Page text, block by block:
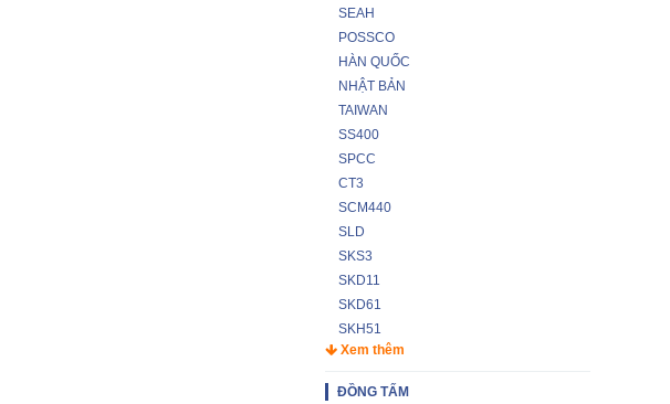
SEAH
POSSCO
HÀN QUỐC
NHẬT BẢN
TAIWAN
SS400
SPCC
CT3
SCM440
SLD
SKS3
SKD11
SKD61
SKH51
Xem thêm
ĐỒNG TẤM